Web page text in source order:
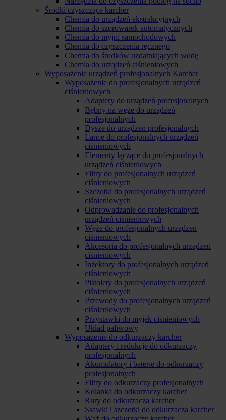
Środki czyszczące karcher
Chemia do urządzeń ekstrakcyjnych
Chemia do szorowarek automatycznych
Chemia do myjni samochodowych
Chemia do czyszczenia ręcznego
Chemia do środków uzdatniających wodę
Chemia do urządzeń ciśnieniowych
Wyposażenie urządzeń profesjonalnych Karcher
Wyposażenie do profesjonalnych urządzeń
ciśnieniowych
Adaptery do urządzeń profesjonalnych
Bębny na węże do urządzeń
profesjonalnych
Dysze do urządzeń profesjonalnych
Lance do profesjonalnych urządzeń
ciśnieniowych
Elementy łączące do profesjonalnych
urządzeń ciśnieniowych
Filtry do profesjonalnych urządzeń
ciśnieniowych
Szczotki do profesjonalnych urządzeń
ciśnieniowych
Odprowadzanie do profesjonalnych
urządzeń ciśnieniowych
Węże do profesjonalnych urządzeń
ciśnieniowych
Akcesoria do profesjonalnych urządzeń
ciśnieniowych
Inżektory do profesjonalnych urządzeń
ciśnieniowych
Pistolety do profesjonalnych urządzeń
ciśnieniowych
Przewody do profesjonalnych urządzeń
ciśnieniowych
Przystawki do myjek ciśnieniowych
Układ paliwowy
Wyposażenie do odkurzaczy karcher
Adaptery i redukcje do odkurzaczy
profesjonalnych
Akumulatory i baterie do odkurzaczy
profesjonalnych
Filtry do odkurzaczy profesjonalnych
Kolanka do odkurzaczy karcher
Rury do odkurzacza karcher
Ssawki i szczotki do odkurzacza karcher